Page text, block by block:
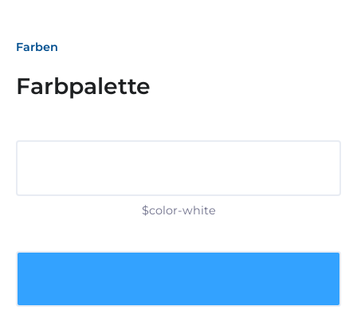
Farben
Farbpalette
$color-white